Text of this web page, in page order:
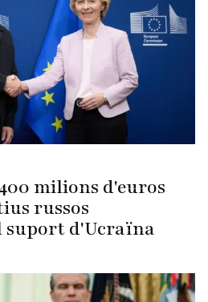
milions d'euros
russos
d'Ucraïna